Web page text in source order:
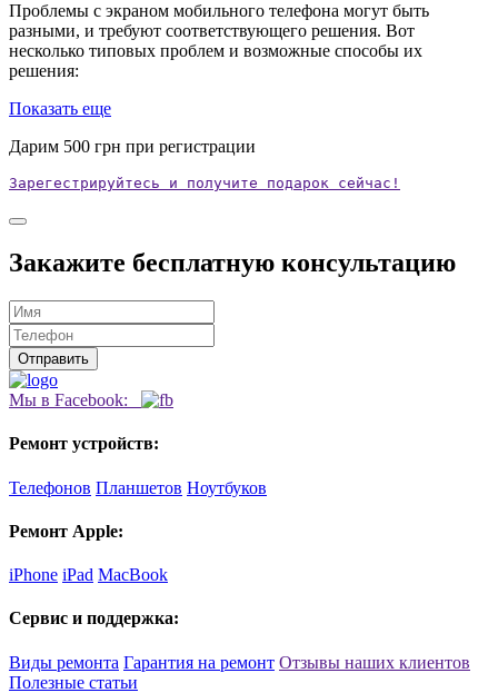
Проблемы с экраном мобильного телефона могут быть
разными, и требуют соответствующего решения. Вот
несколько типовых проблем и возможные способы их
решения:
Показать еще
Дарим 500 грн при регистрации
Зарегестрируйтесь и получите подарок сейчас!
Закажите бесплатную консультацию
Мы в Facebook:
Ремонт устройств:
Телефонов Планшетов Ноутбуков
Ремонт Apple:
iPhone iPad MacBook
Сервис и поддержка:
Виды ремонта Гарантия на ремонт Отзывы наших клиентов
Полезные статьи